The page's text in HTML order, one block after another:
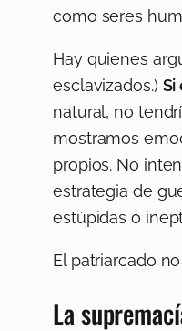
como seres
Hay quienes
esclavizados.) Si
natural, no
mostramos
propios. No
estrategia de
estúpidas o
El patriarcado
La